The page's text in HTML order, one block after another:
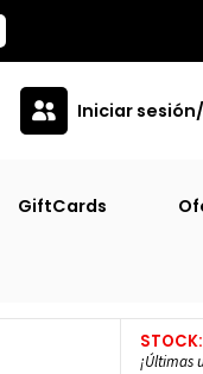
Iniciar
GiftCards
101
¡Últimas